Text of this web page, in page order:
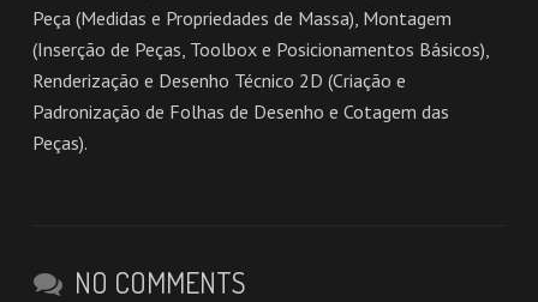
Peça (Medidas e Propriedades de Massa), Montagem
(Inserção de Peças, Toolbox e Posicionamentos Básicos),
Renderização e Desenho Técnico 2D (Criação e
Padronização de Folhas de Desenho e Cotagem das
Peças).
NO COMMENTS